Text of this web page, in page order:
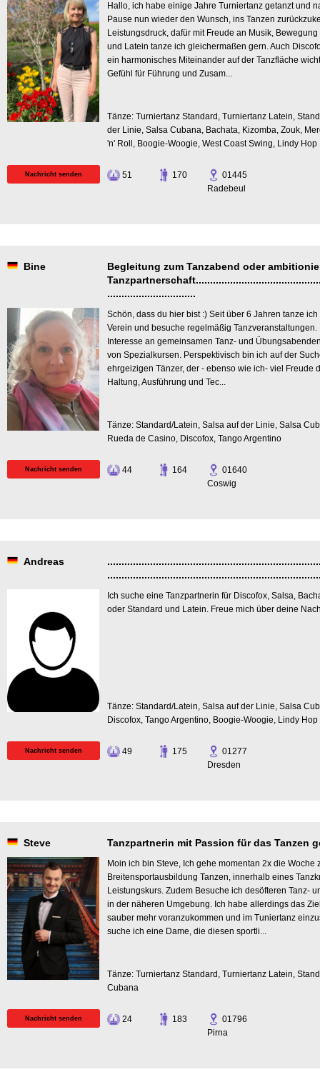
Hallo, ich habe einige Jahre Turniertanz getanzt und
Pause nun wieder den Wunsch, ins Tanzen
Leistungsdruck, dafür mit Freude an Musik,
und Latein tanze ich gleichermaßen gern. Auch
ein harmonisches Miteinander auf der Tanzfläche
Gefühl für Führung und Zusam...
Tänze: Turniertanz Standard, Turniertanz Latein,
der Linie, Salsa Cubana, Bachata, Kizomba, Zouk,
'n' Roll, Boogie-Woogie, West Coast Swing, Lindy Hop
Nachricht senden 51 170
01445
Radebeul
Bine
Begleitung zum Tanzabend oder
...............................
Schön, dass du hier bist :) Seit über 6 Jahren tanze ich
Verein und besuche regelmäßig Tanzveranstaltungen.
Interesse an gemeinsamen Tanz- und
von Spezialkursen. Perspektivisch bin ich auf der
ehrgeizigen Tänzer, der - ebenso wie ich- viel Freude
Haltung, Ausführung und Tec...
Tänze: Standard/Latein, Salsa auf der Linie, Salsa
Rueda de Casino, Discofox, Tango Argentino
Nachricht senden 44 164
01640
Coswig
Andreas
Ich suche eine Tanzpartnerin für Discofox, Salsa,
oder Standard und Latein. Freue mich über deine
Tänze: Standard/Latein, Salsa auf der Linie, Salsa
Discofox, Tango Argentino, Boogie-Woogie, Lindy Hop
Nachricht senden 49 175
01277
Dresden
Steve Tanzpartnerin mit Passion für das Tanzen
Moin ich bin Steve, Ich gehe momentan 2x die Woche
Breitensportausbildung Tanzen, innerhalb eines
Leistungskurs. Zudem Besuche ich desöfteren Tanz-
in der näheren Umgebung. Ich habe allerdings das
sauber mehr voranzukommen und im Tuniertanz
suche ich eine Dame, die diesen sportli...
Tänze: Turniertanz Standard, Turniertanz Latein,
Cubana
Nachricht senden 24 183
01796
Pirna